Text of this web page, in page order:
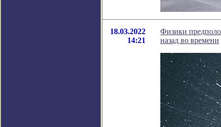
18.03.2022
14:21
Физики
назад во времени